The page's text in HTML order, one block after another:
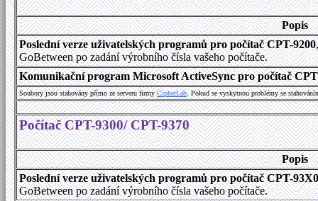
Popis
Poslední verze uživatelských programů pro počítač CPT-9200
GoBetween po zadání výrobního čísla vašeho počítače.
Komunikační program Microsoft ActiveSync pro počítač
Soubory jsou stahovány přímo ze serveru firmyCipherLab. Pokud se vyskytnou problémy se
Počítač CPT-9300/ CPT-9370
Popis
Poslední verze uživatelských programů pro počítač CPT-93X0
GoBetween po zadání výrobního čísla vašeho počítače.